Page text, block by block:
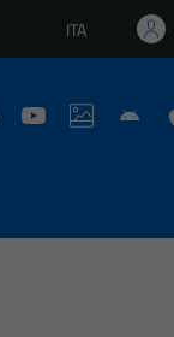
Lingua attiva:
ITA